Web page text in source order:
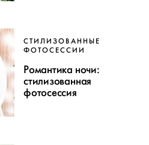
СТИЛИЗОВАННЫЕ
ФОТОСЕССИИ
Романтика ночи:
стилизованная
фотосессия